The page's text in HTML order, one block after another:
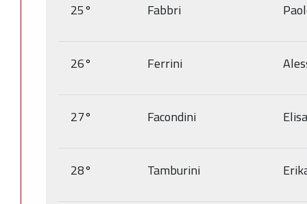
25° Fabbri
26° Ferrini
27° Facondini Elisa
28° Tamburini